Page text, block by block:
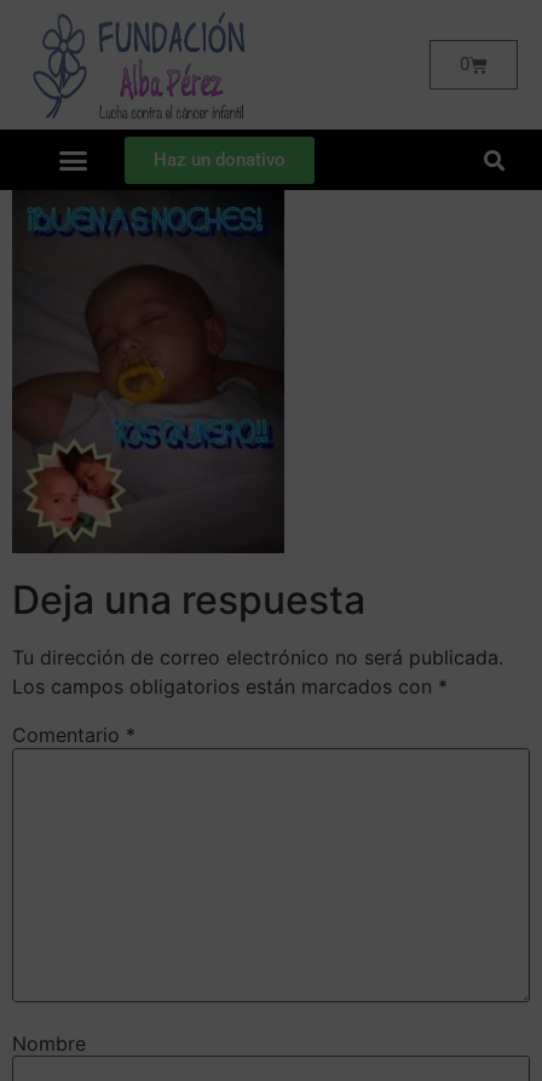
0
Haz un donativo
Deja una respuesta
Tu dirección de correo electrónico no será publicada.
Los campos obligatorios están marcados con *
Comentario *
Nombre